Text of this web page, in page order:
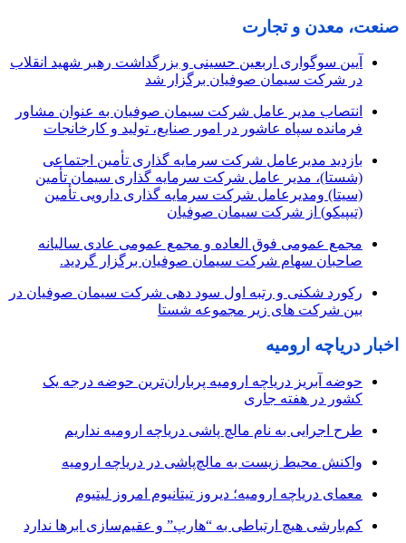
صنعت، معدن و تجارت
آیین سوگواری اربعین حسینی و بزرگداشت رهبر شهید انقلاب
در شرکت سیمان صوفیان برگزار شد
انتصاب مدیر عامل شرکت سیمان صوفیان به عنوان مشاور
فرمانده سپاه عاشور در امور صنایع، تولید و کارخانجات
بازدید مدیرعامل شرکت سرمایه گذاری تأمین اجتماعی
(شستا)، مدیر عامل شرکت سرمایه گذاری سیمان تأمین
(سیتا) ومدیرعامل شرکت سرمایه گذاری دارویی تأمین
(تیپیکو) از شرکت سیمان صوفیان
مجمع عمومی فوق العاده و مجمع عمومی عادی سالیانه
صاحبان سهام شرکت سیمان صوفیان برگزار گردید.
رکورد شکنی و رتبه اول سود دهی شرکت سیمان صوفیان در
بین شرکت های زیر مجموعه شستا
اخبار دریاچه ارومیه
حوضه آبریز دریاچه ارومیه پرباران‌ترین حوضه‌ درجه یک
کشور در هفته جاری
طرح اجرایی به نام مالچ پاشی دریاچه ارومیه نداریم
واکنش محیط زیست به مالچ‌پاشی در دریاچه ارومیه
معمای دریاچه ارومیه؛ دیروز تیتانیوم امروز لیتیوم
کم‌بارشی هیچ ارتباطی به “هارپ” و عقیم‌سازی ابرها ندارد